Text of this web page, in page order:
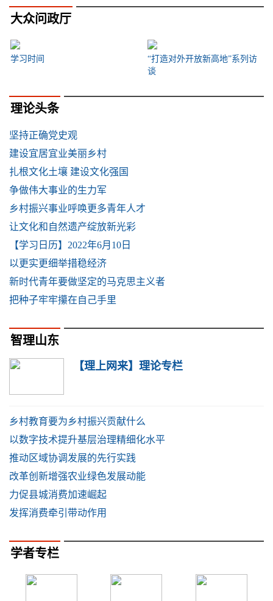
大众问政厅
学习时间
“打造对外开放新高地”系列访
谈
理论头条
坚持正确党史观
建设宜居宜业美丽乡村
扎根文化土壤 建设文化强国
争做伟大事业的生力军
乡村振兴事业呼唤更多青年人才
让文化和自然遗产绽放新光彩
【学习日历】2022年6月10日
以更实更细举措稳经济
新时代青年要做坚定的马克思主义者
把种子牢牢攥在自己手里
智理山东
【理上网来】理论专栏
乡村教育要为乡村振兴贡献什么
以数字技术提升基层治理精细化水平
推动区域协调发展的先行实践
改革创新增强农业绿色发展动能
力促县城消费加速崛起
发挥消费牵引带动作用
学者专栏